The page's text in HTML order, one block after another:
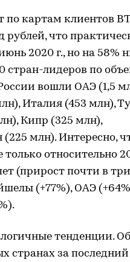
по картам клиентов
рублей, что
2020 г., но на 58%
стран-лидеров по
вошли ОАЭ (1,5
Италия (453 млн),
Кипр (325 млн),
млн). Интересно,
относительно
(прирост почти в
(+77%), ОАЭ
тенденции.
странах за